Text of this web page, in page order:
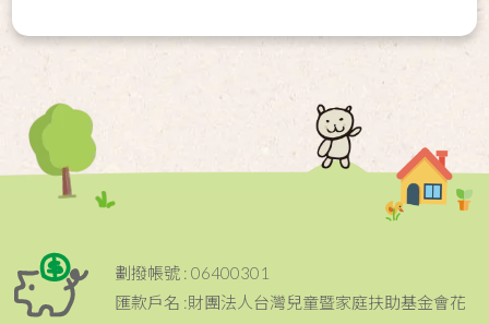
劃撥帳號 : 06400301
匯款戶名 :財團法人台灣兒童暨家庭扶助基金會花